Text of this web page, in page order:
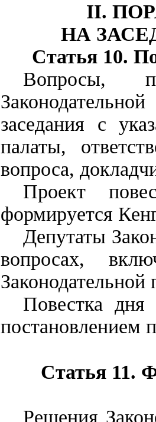
II.
НА
Статья 10.
Вопросы,
заседания с
палаты,
вопроса,
Проект
формируется
Депутаты
вопросах,
Законодательной
Повестка дня
постановлением
Статья 11.
Решения